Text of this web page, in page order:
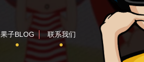
果子BLOG 联系我们